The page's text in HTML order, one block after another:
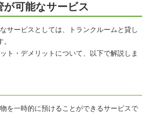
が可能なサービス
サービスとしては、トランクルームと貸し
ト・デメリットについて、以下で解説しま
を一時的に預けることができるサービスで